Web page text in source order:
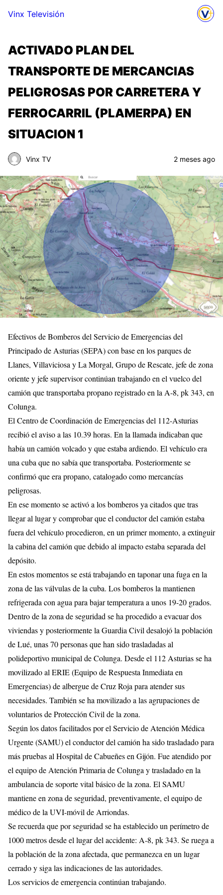
Vinx Televisión
ACTIVADO PLAN DEL
TRANSPORTE DE MERCANCIAS
PELIGROSAS POR CARRETERA Y
FERROCARRIL (PLAMERPA) EN
SITUACION 1
Vinx TV 2 meses ago
Efectivos de Bomberos del Servicio de Emergencias del
Principado de Asturias (SEPA) con base en los parques de
Llanes, Villaviciosa y La Morgal, Grupo de Rescate, jefe de zona
oriente y jefe supervisor continúan trabajando en el vuelco del
camión que transportaba propano registrado en la A-8, pk 343, en
Colunga.
El Centro de Coordinación de Emergencias del 112-Asturias
recibió el aviso a las 10.39 horas. En la llamada indicaban que
había un camión volcado y que estaba ardiendo. El vehículo era
una cuba que no sabía que transportaba. Posteriormente se
confirmó que era propano, catalogado como mercancías
peligrosas.
En ese momento se activó a los bomberos ya citados que tras
llegar al lugar y comprobar que el conductor del camión estaba
fuera del vehículo procedieron, en un primer momento, a extinguir
la cabina del camión que debido al impacto estaba separada del
depósito.
En estos momentos se está trabajando en taponar una fuga en la
zona de las válvulas de la cuba. Los bomberos la mantienen
refrigerada con agua para bajar temperatura a unos 19-20 grados.
Dentro de la zona de seguridad se ha procedido a evacuar dos
viviendas y posteriormente la Guardia Civil desalojó la población
de Lué, unas 70 personas que han sido trasladadas al
polideportivo municipal de Colunga. Desde el 112 Asturias se ha
movilizado al ERIE (Equipo de Respuesta Inmediata en
Emergencias) de albergue de Cruz Roja para atender sus
necesidades. También se ha movilizado a las agrupaciones de
voluntarios de Protección Civil de la zona.
Según los datos facilitados por el Servicio de Atención Médica
Urgente (SAMU) el conductor del camión ha sido trasladado para
más pruebas al Hospital de Cabueñes en Gijón. Fue atendido por
el equipo de Atención Primaria de Colunga y trasladado en la
ambulancia de soporte vital básico de la zona. El SAMU
mantiene en zona de seguridad, preventivamente, el equipo de
médico de la UVI-móvil de Arriondas.
Se recuerda que por seguridad se ha establecido un perímetro de
1000 metros desde el lugar del accidente: A-8, pk 343. Se ruega a
la población de la zona afectada, que permanezca en un lugar
cerrado y siga las indicaciones de las autoridades.
Los servicios de emergencia continúan trabajando.